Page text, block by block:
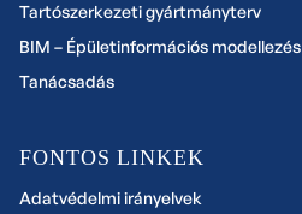
Tartószerkezeti gyártmányterv
BIM – Épületinformációs modellezés
Tanácsadás
FONTOS LINKEK
Adatvédelmi irányelvek